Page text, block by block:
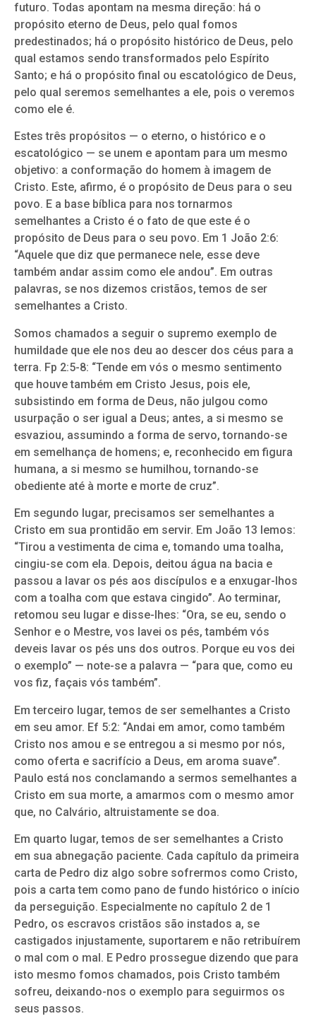
futuro. Todas apontam na mesma direção: há o
propósito eterno de Deus, pelo qual fomos
predestinados; há o propósito histórico de Deus, pelo
qual estamos sendo transformados pelo Espírito
Santo; e há o propósito final ou escatológico de Deus,
pelo qual seremos semelhantes a ele, pois o veremos
como ele é.
Estes três propósitos — o eterno, o histórico e o
escatológico — se unem e apontam para um mesmo
objetivo: a conformação do homem à imagem de
Cristo. Este, afirmo, é o propósito de Deus para o seu
povo. E a base bíblica para nos tornarmos
semelhantes a Cristo é o fato de que este é o
propósito de Deus para o seu povo. Em 1 João 2:6:
“Aquele que diz que permanece nele, esse deve
também andar assim como ele andou”. Em outras
palavras, se nos dizemos cristãos, temos de ser
semelhantes a Cristo.
Somos chamados a seguir o supremo exemplo de
humildade que ele nos deu ao descer dos céus para a
terra. Fp 2:5-8: “Tende em vós o mesmo sentimento
que houve também em Cristo Jesus, pois ele,
subsistindo em forma de Deus, não julgou como
usurpação o ser igual a Deus; antes, a si mesmo se
esvaziou, assumindo a forma de servo, tornando-se
em semelhança de homens; e, reconhecido em figura
humana, a si mesmo se humilhou, tornando-se
obediente até à morte e morte de cruz”.
Em segundo lugar, precisamos ser semelhantes a
Cristo em sua prontidão em servir. Em João 13 lemos:
“Tirou a vestimenta de cima e, tomando uma toalha,
cingiu-se com ela. Depois, deitou água na bacia e
passou a lavar os pés aos discípulos e a enxugar-lhos
com a toalha com que estava cingido”. Ao terminar,
retomou seu lugar e disse-lhes: “Ora, se eu, sendo o
Senhor e o Mestre, vos lavei os pés, também vós
deveis lavar os pés uns dos outros. Porque eu vos dei
o exemplo” — note-se a palavra — “para que, como eu
vos fiz, façais vós também”.
Em terceiro lugar, temos de ser semelhantes a Cristo
em seu amor. Ef 5:2: “Andai em amor, como também
Cristo nos amou e se entregou a si mesmo por nós,
como oferta e sacrifício a Deus, em aroma suave”.
Paulo está nos conclamando a sermos semelhantes a
Cristo em sua morte, a amarmos com o mesmo amor
que, no Calvário, altruistamente se doa.
Em quarto lugar, temos de ser semelhantes a Cristo
em sua abnegação paciente. Cada capítulo da primeira
carta de Pedro diz algo sobre sofrermos como Cristo,
pois a carta tem como pano de fundo histórico o início
da perseguição. Especialmente no capítulo 2 de 1
Pedro, os escravos cristãos são instados a, se
castigados injustamente, suportarem e não retribuírem
o mal com o mal. E Pedro prossegue dizendo que para
isto mesmo fomos chamados, pois Cristo também
sofreu, deixando-nos o exemplo para seguirmos os
seus passos.